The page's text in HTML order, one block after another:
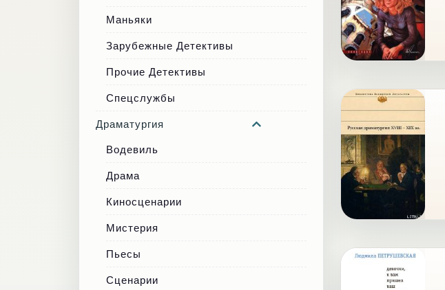
Маньяки
Зарубежные Детективы
Прочие Детективы
Спецслужбы
Драматургия
Водевиль
Драма
Киносценарии
Мистерия
Пьесы
Сценарии